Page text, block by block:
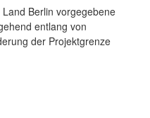
Berlin vorgegebene
entlang von
der Projektgrenze